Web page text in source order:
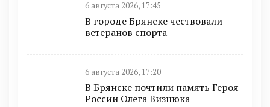
6 августа 2026, 17:45
В городе Брянске чествовали
ветеранов спорта
6 августа 2026, 17:20
В Брянске почтили память Героя
России Олега Визнюка